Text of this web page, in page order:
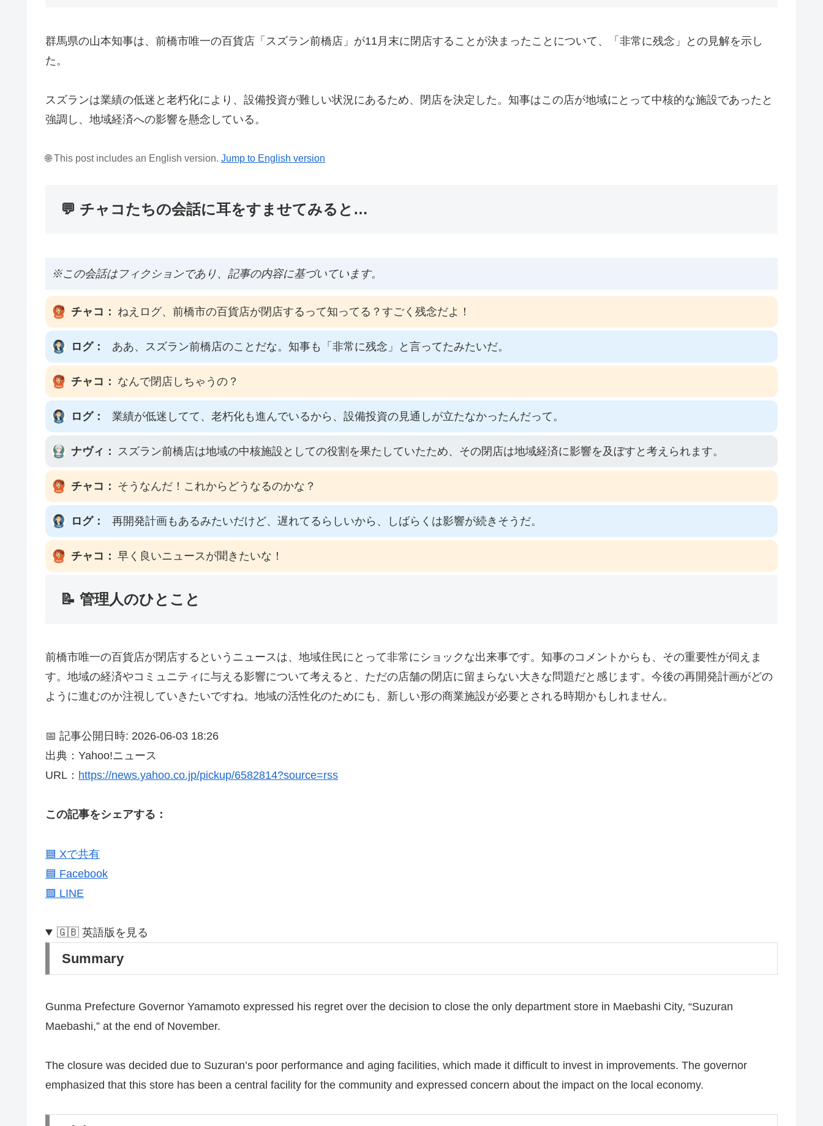
群馬県の山本知事は、前橋市唯一の百貨店「スズラン前橋店」が11月末に閉店することが決まったことについて、「非常に残念」との見解を示し
た。
スズランは業績の低迷と老朽化により、設備投資が難しい状況にあるため、閉店を決定した。知事はこの店が地域にとって中核的な施設であったと
強調し、地域経済への影響を懸念している。
🌐 This post includes an English version. Jump to English version
💬 チャコたちの会話に耳をすませてみると…
※この会話はフィクションであり、記事の内容に基づいています。
チャコ： ねえログ、前橋市の百貨店が閉店するって知ってる？すごく残念だよ！
ログ： ああ、スズラン前橋店のことだな。知事も「非常に残念」と言ってたみたいだ。
チャコ： なんで閉店しちゃうの？
ログ： 業績が低迷してて、老朽化も進んでいるから、設備投資の見通しが立たなかったんだって。
ナヴィ： スズラン前橋店は地域の中核施設としての役割を果たしていたため、その閉店は地域経済に影響を及ぼすと考えられます。
チャコ： そうなんだ！これからどうなるのかな？
ログ： 再開発計画もあるみたいだけど、遅れてるらしいから、しばらくは影響が続きそうだ。
チャコ： 早く良いニュースが聞きたいな！
📝 管理人のひとこと
前橋市唯一の百貨店が閉店するというニュースは、地域住民にとって非常にショックな出来事です。知事のコメントからも、その重要性が伺えま
す。地域の経済やコミュニティに与える影響について考えると、ただの店舗の閉店に留まらない大きな問題だと感じます。今後の再開発計画がどの
ように進むのか注視していきたいですね。地域の活性化のためにも、新しい形の商業施設が必要とされる時期かもしれません。
📅 記事公開日時: 2026-06-03 18:26
出典：Yahoo!ニュース
URL： https://news.yahoo.co.jp/pickup/6582814?source=rss
この記事をシェアする：
🟦 Xで共有
🟦 Facebook
🟩 LINE
🇬🇧 英語版を見る
Summary
Gunma Prefecture Governor Yamamoto expressed his regret over the decision to close the only department store in Maebashi City, “Suzuran
Maebashi,” at the end of November.
The closure was decided due to Suzuran’s poor performance and aging facilities, which made it difficult to invest in improvements. The governor
emphasized that this store has been a central facility for the community and expressed concern about the impact on the local economy.